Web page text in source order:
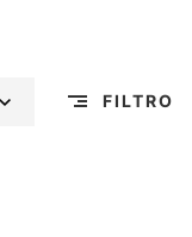
FILTRO